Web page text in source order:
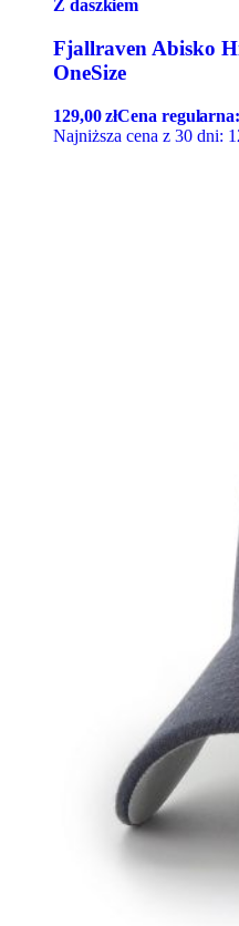
Z daszkiem
Fjallraven Abisko
OneSize
129,00złCena regularna:
Najniższa cena z 30 dni: